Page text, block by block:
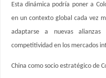
Esta dinámica podría poner a
en un contexto global cada vez
adaptarse a nuevas
competitividad en los mercados
China como socio estratégico de